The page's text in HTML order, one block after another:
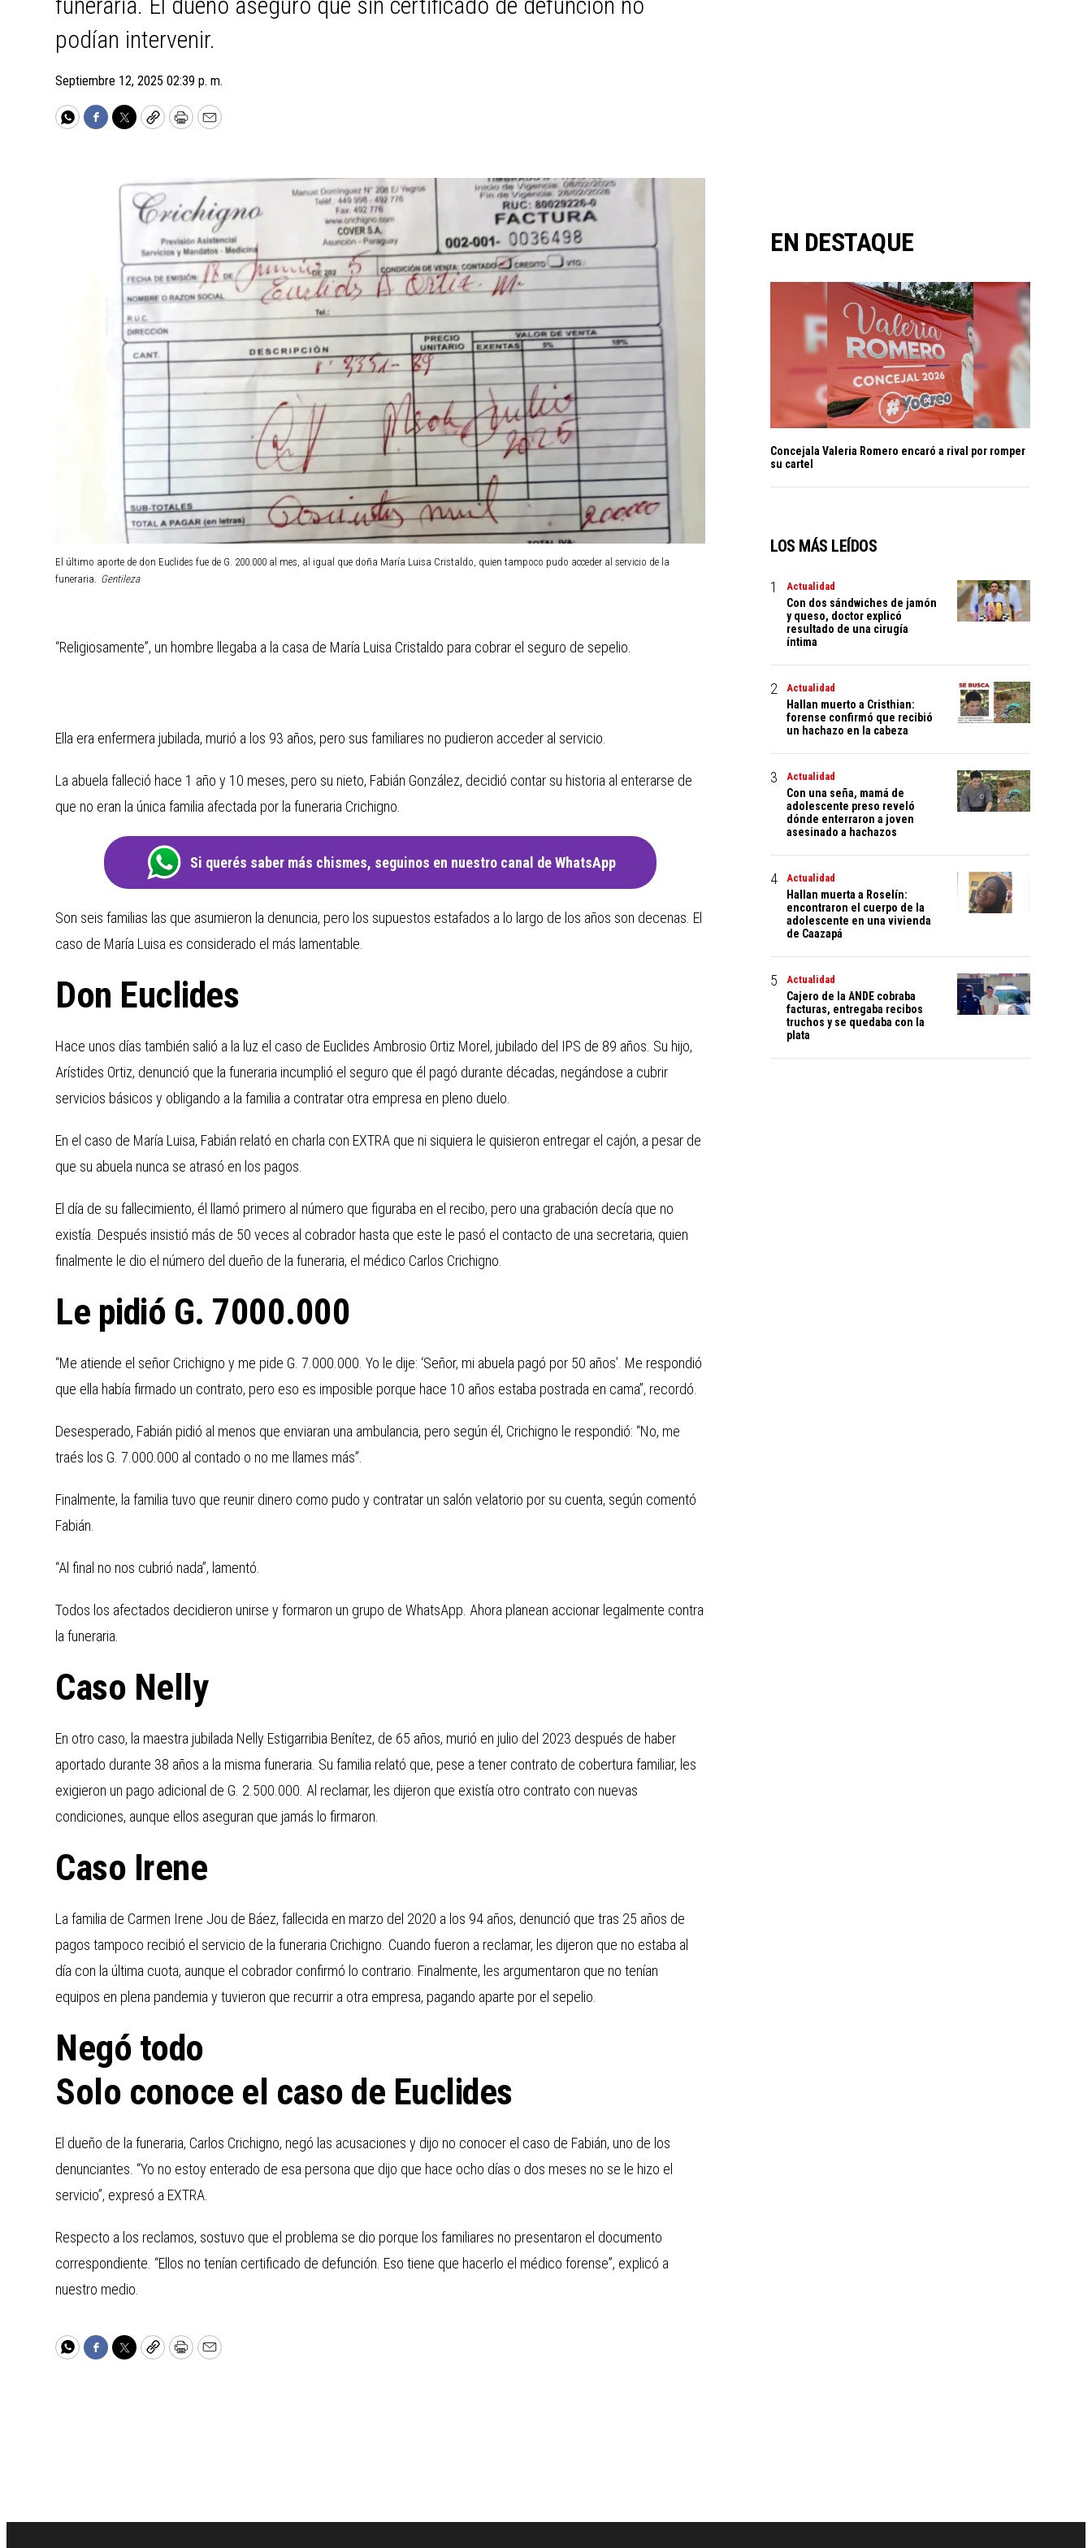
podían intervenir.
Septiembre 12, 2025 02:39 p. m.
WhatsApp
Facebook
TwitterCopyPrintEmail
El último aporte de don Euclides fue de G. 200.000 al mes, al igual que doña María Luisa Cristaldo, quien tampoco pudo acceder al servicio de la
funeraria. Gentileza
“Religiosamente”, un hombre llegaba a la casa de María Luisa Cristaldo para cobrar el seguro de sepelio.
Ella era enfermera jubilada, murió a los 93 años, pero sus familiares no pudieron acceder al servicio.
La abuela falleció hace 1 año y 10 meses, pero su nieto, Fabián González, decidió contar su historia al enterarse de
que no eran la única familia afectada por la funeraria Crichigno.
Si querés saber más chismes, seguinos en nuestro canal de WhatsApp
Son seis familias las que asumieron la denuncia, pero los supuestos estafados a lo largo de los años son decenas. El
caso de María Luisa es considerado el más lamentable.
Don Euclides
Hace unos días también salió a la luz el caso de Euclides Ambrosio Ortiz Morel, jubilado del IPS de 89 años. Su hijo,
Arístides Ortiz, denunció que la funeraria incumplió el seguro que él pagó durante décadas, negándose a cubrir
servicios básicos y obligando a la familia a contratar otra empresa en pleno duelo.
En el caso de María Luisa, Fabián relató en charla con EXTRA que ni siquiera le quisieron entregar el cajón, a pesar de
que su abuela nunca se atrasó en los pagos.
El día de su fallecimiento, él llamó primero al número que figuraba en el recibo, pero una grabación decía que no
existía. Después insistió más de 50 veces al cobrador hasta que este le pasó el contacto de una secretaria, quien
finalmente le dio el número del dueño de la funeraria, el médico Carlos Crichigno.
Le pidió G. 7000.000
“Me atiende el señor Crichigno y me pide G. 7.000.000. Yo le dije: ‘Señor, mi abuela pagó por 50 años’. Me respondió
que ella había firmado un contrato, pero eso es imposible porque hace 10 años estaba postrada en cama”, recordó.
Desesperado, Fabián pidió al menos que enviaran una ambulancia, pero según él, Crichigno le respondió: “No, me
traés los G. 7.000.000 al contado o no me llames más”.
Finalmente, la familia tuvo que reunir dinero como pudo y contratar un salón velatorio por su cuenta, según comentó
Fabián.
“Al final no nos cubrió nada”, lamentó.
Todos los afectados decidieron unirse y formaron un grupo de WhatsApp. Ahora planean accionar legalmente contra
la funeraria.
Caso Nelly
En otro caso, la maestra jubilada Nelly Estigarribia Benítez, de 65 años, murió en julio del 2023 después de haber
aportado durante 38 años a la misma funeraria. Su familia relató que, pese a tener contrato de cobertura familiar, les
exigieron un pago adicional de G. 2.500.000. Al reclamar, les dijeron que existía otro contrato con nuevas
condiciones, aunque ellos aseguran que jamás lo firmaron.
Caso Irene
La familia de Carmen Irene Jou de Báez, fallecida en marzo del 2020 a los 94 años, denunció que tras 25 años de
pagos tampoco recibió el servicio de la funeraria Crichigno. Cuando fueron a reclamar, les dijeron que no estaba al
día con la última cuota, aunque el cobrador confirmó lo contrario. Finalmente, les argumentaron que no tenían
equipos en plena pandemia y tuvieron que recurrir a otra empresa, pagando aparte por el sepelio.
Negó todo
Solo conoce el caso de Euclides
El dueño de la funeraria, Carlos Crichigno, negó las acusaciones y dijo no conocer el caso de Fabián, uno de los
denunciantes. “Yo no estoy enterado de esa persona que dijo que hace ocho días o dos meses no se le hizo el
servicio”, expresó a EXTRA.
Respecto a los reclamos, sostuvo que el problema se dio porque los familiares no presentaron el documento
correspondiente. “Ellos no tenían certificado de defunción. Eso tiene que hacerlo el médico forense”, explicó a
nuestro medio.
WhatsApp
Facebook
TwitterCopyPrintEmail
EN DESTAQUE
Concejala Valeria Romero encaró a rival por romper
su cartel
LOS MÁS LEÍDOS
Actualidad
Con dos sándwiches de jamón
y queso, doctor explicó
resultado de una cirugía
íntima
Actualidad
Hallan muerto a Cristhian:
forense confirmó que recibió
un hachazo en la cabeza
Actualidad
Con una seña, mamá de
adolescente preso reveló
dónde enterraron a joven
asesinado a hachazos
Actualidad
Hallan muerta a Roselín:
encontraron el cuerpo de la
adolescente en una vivienda
de Caazapá
Actualidad
Cajero de la ANDE cobraba
facturas, entregaba recibos
truchos y se quedaba con la
plata